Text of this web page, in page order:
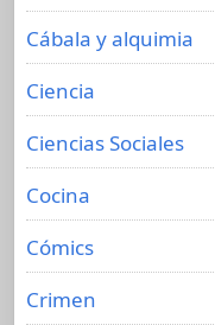
Cábala y alquimia
Ciencia
Ciencias Sociales
Cocina
Cómics
Crimen